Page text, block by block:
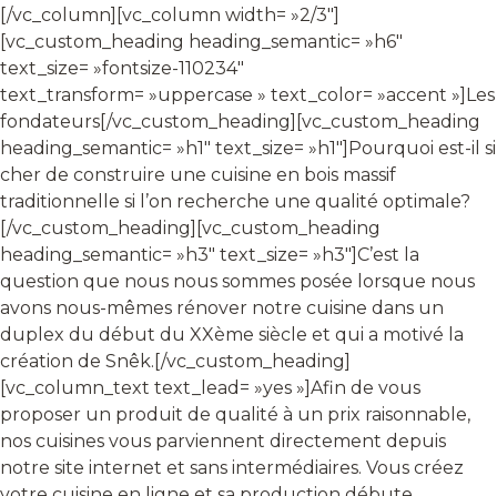
[/vc_column][vc_column width= »2/3″]
[vc_custom_heading heading_semantic= »h6″
text_size= »fontsize-110234″
text_transform= »uppercase » text_color= »accent »]Les
fondateurs[/vc_custom_heading][vc_custom_heading
heading_semantic= »h1″ text_size= »h1″]Pourquoi est-il si
cher de construire une cuisine en bois massif
traditionnelle si l’on recherche une qualité optimale?
[/vc_custom_heading][vc_custom_heading
heading_semantic= »h3″ text_size= »h3″]C’est la
question que nous nous sommes posée lorsque nous
avons nous-mêmes rénover notre cuisine dans un
duplex du début du XXème siècle et qui a motivé la
création de Snêk.[/vc_custom_heading]
[vc_column_text text_lead= »yes »]Afin de vous
proposer un produit de qualité à un prix raisonnable,
nos cuisines vous parviennent directement depuis
notre site internet et sans intermédiaires. Vous créez